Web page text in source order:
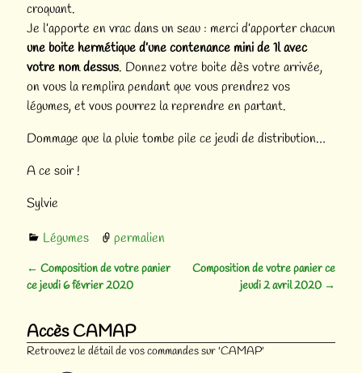
croquant.
Je l’apporte en vrac dans un seau : merci d’apporter chacun
une boite hermétique d’une contenance mini de 1l avec
votre nom dessus. Donnez votre boite dès votre arrivée,
on vous la remplira pendant que vous prendrez vos
légumes, et vous pourrez la reprendre en partant.
Dommage que la pluie tombe pile ce jeudi de distribution…
A ce soir !
Sylvie
Légumes permalien
Navigation des articles
← Composition de votre panier
ce jeudi 6 février 2020
Composition de votre panier ce
jeudi 2 avril 2020 →
Accès CAMAP
Retrouvez le détail de vos commandes sur 'CAMAP'